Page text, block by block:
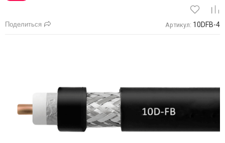
Поделиться Артикул: 10DFB-4